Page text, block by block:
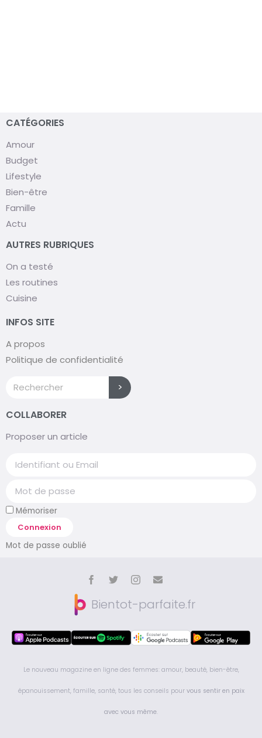
CATÉGORIES
Amour
Budget
Lifestyle
Bien-être
Famille
Actu
AUTRES RUBRIQUES
On a testé
Les routines
Cuisine
INFOS SITE
A propos
Politique de confidentialité
>
COLLABORER
Proposer un article
Mémoriser
Connexion
Mot de passe oublié
Bientot-parfaite.fr
Le nouveau magazine en ligne des femmes: amour, beauté, bien-être,
épanouissement, famille, santé, tous les conseils pour vous sentir en paix
avec vous même